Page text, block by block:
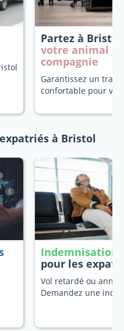
Partez à Bristol
votre animal de
compagnie
Garantissez un
confortable pour
à Bristol
Indemnisation
pour les
Vol retardé ou
Demandez une